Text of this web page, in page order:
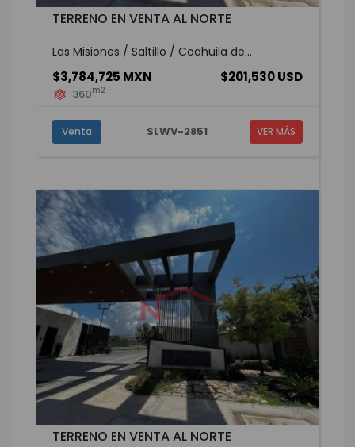
TERRENO EN VENTA AL NORTE
Las Misiones / Saltillo / Coahuila de...
$3,784,725 MXN $201,530 USD
360m2
Venta SLWV-2851 VER MÁS
TERRENO EN VENTA AL NORTE